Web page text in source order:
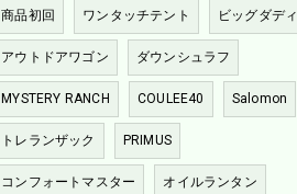
商品初回 ワンタッチテント ビッグダディ
アウトドアワゴン ダウンシュラフ
MYSTERY RANCH COULEE40 Salomon
トレランザック PRIMUS
コンフォートマスター オイルランタン